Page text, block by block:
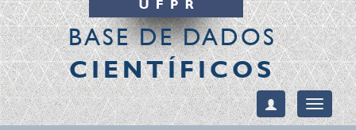
BASE DE DADOS
CIENTÍFICOS
Toggle